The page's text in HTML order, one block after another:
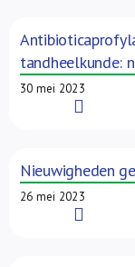
tandheelkunde:
30 mei 2023
Nieuwigheden
26 mei 2023